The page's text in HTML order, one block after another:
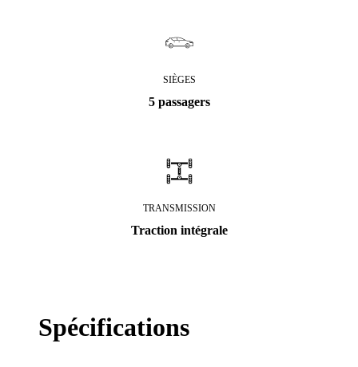
SIÈGES
5 passagers
TRANSMISSION
Traction intégrale
Spécifications